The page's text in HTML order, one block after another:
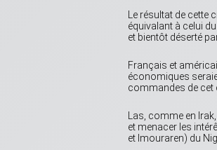
Le résultat de cette
équivalant à celui
et bientôt déserté
Français et
économiques
commandes de cet
Las, comme en
et menacer les
et Imouraren) du